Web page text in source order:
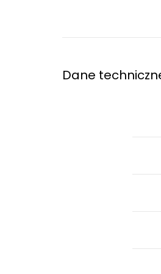
Dane